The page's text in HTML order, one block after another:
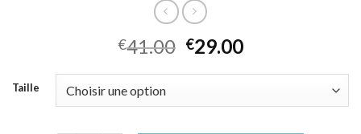
€41.00 €29.00
Taille